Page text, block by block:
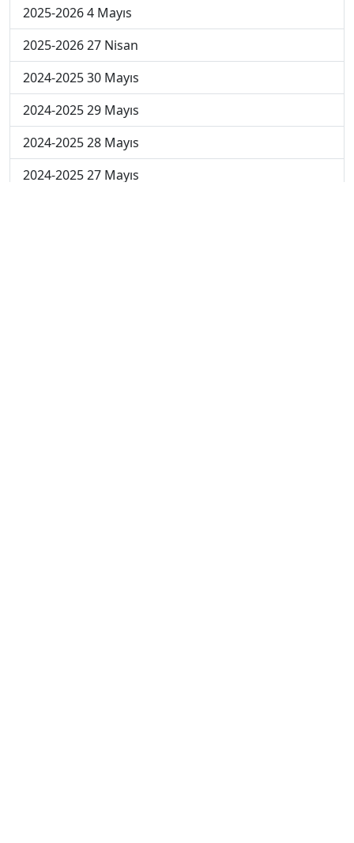
2025-2026 4 Mayıs
2025-2026 27 Nisan
2024-2025 30 Mayıs
2024-2025 29 Mayıs
2024-2025 28 Mayıs
2024-2025 27 Mayıs